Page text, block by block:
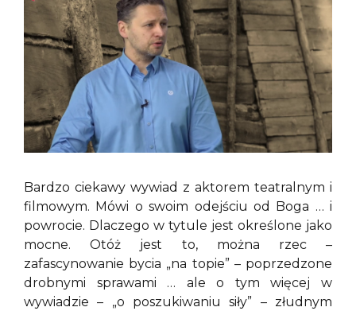
Bardzo ciekawy wywiad z aktorem teatralnym i
filmowym. Mówi o swoim odejściu od Boga … i
powrocie. Dlaczego w tytule jest określone jako
mocne. Otóż jest to, można rzec –
zafascynowanie bycia „na topie” – poprzedzone
drobnymi sprawami … ale o tym więcej w
wywiadzie – „o poszukiwaniu siły” – złudnym